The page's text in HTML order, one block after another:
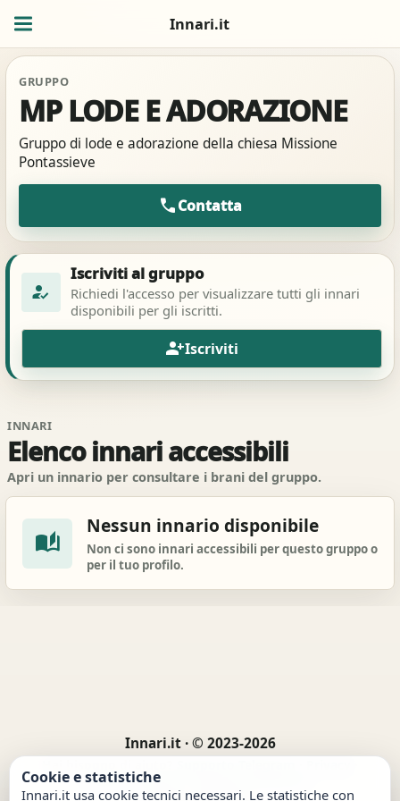
Innari.it
GRUPPO
MP LODE E ADORAZIONE
Gruppo di lode e adorazione della chiesa Missione
Pontassieve
callContatta
how_to_reg
Iscriviti al gruppo
Richiedi l'accesso per visualizzare tutti gli innari
disponibili per gli iscritti.
person_addIscriviti
INNARI
Elenco innari accessibili
Apri un innario per consultare i brani del gruppo.
auto_stories
Nessun innario disponibile
Non ci sono innari accessibili per questo gruppo o
per il tuo profilo.
Innari.it · © 2023-2026
Cookie · Termini
Preferenze cookie
Cookie e statistiche
Innari.it usa cookie tecnici necessari. Le statistiche con